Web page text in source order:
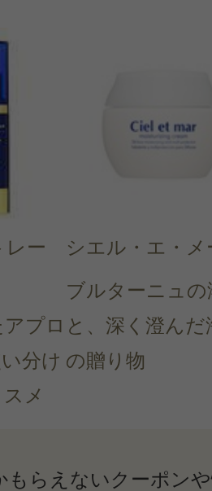
レー
プロ
分け
メ
シエル・エ・メ
ブルターニュの
と、深く澄んだ
の贈り物
もらえないクーポン